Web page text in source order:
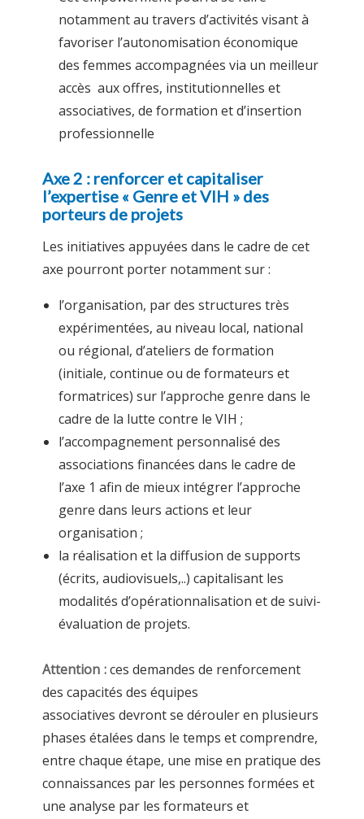
notamment au travers d’activités visant à
favoriser l’autonomisation économique
des femmes accompagnées via un meilleur
accès aux offres, institutionnelles et
associatives, de formation et d’insertion
professionnelle
Axe 2 : renforcer et capitaliser
l’expertise « Genre et VIH » des
porteurs de projets
Les initiatives appuyées dans le cadre de cet
axe pourront porter notamment sur :
l’organisation, par des structures très
expérimentées, au niveau local, national
ou régional, d’ateliers de formation
(initiale, continue ou de formateurs et
formatrices) sur l’approche genre dans le
cadre de la lutte contre le VIH ;
l’accompagnement personnalisé des
associations financées dans le cadre de
l’axe 1 afin de mieux intégrer l’approche
genre dans leurs actions et leur
organisation ;
la réalisation et la diffusion de supports
(écrits, audiovisuels,..) capitalisant les
modalités d’opérationnalisation et de suivi-
évaluation de projets.
Attention :ces demandes de renforcement
des capacités des équipes
associatives devront se dérouler en plusieurs
phases étalées dans le temps et comprendre,
entre chaque étape, une mise en pratique des
connaissances par les personnes formées et
une analyse par les formateurs et